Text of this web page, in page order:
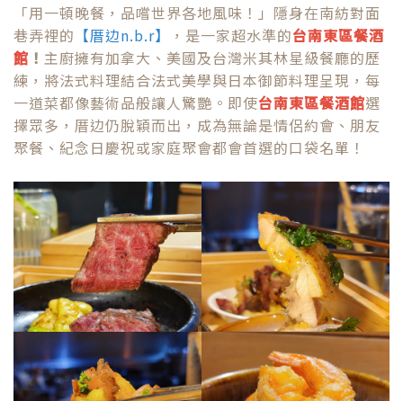
「用一頓晚餐，品嚐世界各地風味！」隱身在南紡對面
巷弄裡的 【厝边n.b.r】 ，是一家超水準的台南東區餐酒
館 ！ 主廚擁有加拿大、美國及台灣米其林星級餐廳的歷
練，將法式料理結合法式美學與日本御節料理呈現，每
一道菜都像藝術品般讓人驚艷。即使台南東區餐酒館選
擇眾多，厝边仍脫穎而出，成為無論是情侶約會、朋友
聚餐、紀念日慶祝或家庭聚會都會首選的口袋名單！